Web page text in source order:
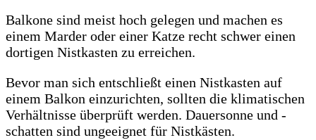
Balkone sind meist hoch gelegen und machen es
einem Marder oder einer Katze recht schwer einen
dortigen Nistkasten zu erreichen.
Bevor man sich entschließt einen Nistkasten auf
einem Balkon einzurichten, sollten die klimatischen
Verhältnisse überprüft werden. Dauersonne und -
schatten sind ungeeignet für Nistkästen.